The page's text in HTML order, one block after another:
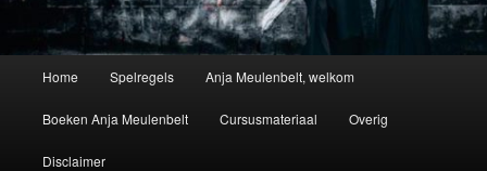
Home Spelregels Anja Meulenbelt, welkom
Boeken Anja Meulenbelt Cursusmateriaal Overig
Disclaimer